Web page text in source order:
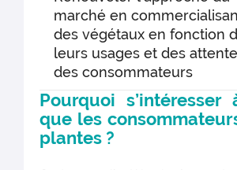
marché en
des végétaux en fonction
leurs usages et des
des consommateurs
Pourquoi s’intéresser
que les
plantes ?